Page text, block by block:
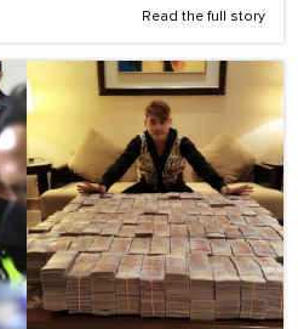
Read the full story